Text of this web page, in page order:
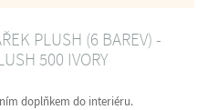
PLUSH (6 BAREV) -
500 IVORY
doplňkem do interiéru.